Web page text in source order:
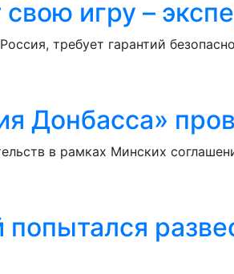
игру –
требует гарантий
Донбасса»
в рамках Минских